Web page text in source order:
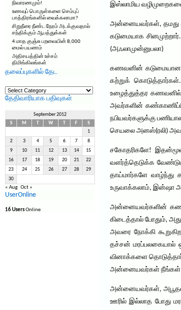
நிவாரணமும்!
உணவுப் பொருள்களை செம்புப்
பாத்திரங்களில் வைக்கலாமா?
சிறுநீரை நீண்ட நேரம் அடக்குவதால்
சந்திக்கும் ஆபத்துக்கள்
4 மாத குஞ்சு பறவையின் 8,000
மைல் பயணம்
அதிசயத்தின் உச்சம்
திமிங்கிலங்கள்
தலைப்புகளில் தேட
தலைப்புகளில்
தேட
தேதிவாரியாக பதிவுகள்
September 2012
S
M W F
S
1
2 3 4 5 6 7 8
9 10 11 12 13 14 15
16 17 18 19 20 21 22
23 24 25 26 27 28 29
30
« Aug Oct »
UserOnline
16 UsersOnline
இஸ்லாமிய
அன்னையவர்கள், தமது
கடுமையாக
(அஃலாமுன்னுபலா)
கணவனின் கடுமையான
கற்றுக்
உழைத்துத்தர
அவர்களின்
நபியவர்களுக்கு
செயலை அனஸ்(ரலி)
சகோதரிகளே!
வளர்த்தெடுக்க
தாய்மார்களே
உருவாக்கலாம், இன்ஷா
அன்னையவர்களின்
கிடைத்தால் போதும்,
அவரை நோக்கி
தச்சன் மரப்பலகையால்
வினாக்களை
அன்னையவர்கள் நீங்கள்
அன்னையவர்கள்,
ஊரில் இல்லாத போது